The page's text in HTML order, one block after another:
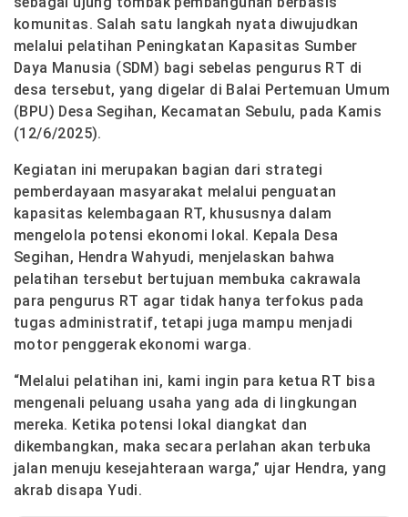
komunitas. Salah satu langkah nyata diwujudkan
melalui pelatihan Peningkatan Kapasitas Sumber
Daya Manusia (SDM) bagi sebelas pengurus RT di
desa tersebut, yang digelar di Balai Pertemuan Umum
(BPU) Desa Segihan, Kecamatan Sebulu, pada Kamis
(12/6/2025).
Kegiatan ini merupakan bagian dari strategi
pemberdayaan masyarakat melalui penguatan
kapasitas kelembagaan RT, khususnya dalam
mengelola potensi ekonomi lokal. Kepala Desa
Segihan, Hendra Wahyudi, menjelaskan bahwa
pelatihan tersebut bertujuan membuka cakrawala
para pengurus RT agar tidak hanya terfokus pada
tugas administratif, tetapi juga mampu menjadi
motor penggerak ekonomi warga.
“Melalui pelatihan ini, kami ingin para ketua RT bisa
mengenali peluang usaha yang ada di lingkungan
mereka. Ketika potensi lokal diangkat dan
dikembangkan, maka secara perlahan akan terbuka
jalan menuju kesejahteraan warga,” ujar Hendra, yang
akrab disapa Yudi.